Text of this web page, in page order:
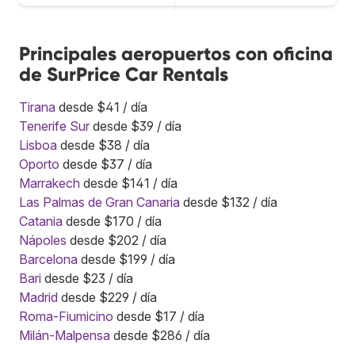
Principales aeropuertos con oficina
de SurPrice Car Rentals
Tirana desde $41 / día
Tenerife Sur desde $39 / día
Lisboa desde $38 / día
Oporto desde $37 / día
Marrakech desde $141 / día
Las Palmas de Gran Canaria desde $132 / día
Catania desde $170 / día
Nápoles desde $202 / día
Barcelona desde $199 / día
Bari desde $23 / día
Madrid desde $229 / día
Roma-Fiumicino desde $17 / día
Milán-Malpensa desde $286 / día